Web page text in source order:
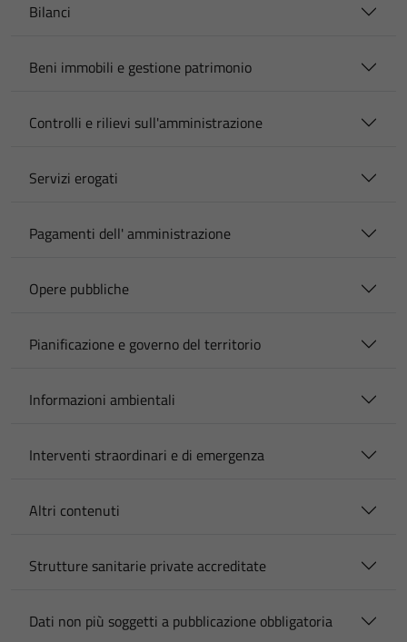
Bilanci
Beni immobili e gestione patrimonio
Controlli e rilievi sull'amministrazione
Servizi erogati
Pagamenti dell' amministrazione
Opere pubbliche
Pianificazione e governo del territorio
Informazioni ambientali
Interventi straordinari e di emergenza
Altri contenuti
Strutture sanitarie private accreditate
Dati non più soggetti a pubblicazione obbligatoria